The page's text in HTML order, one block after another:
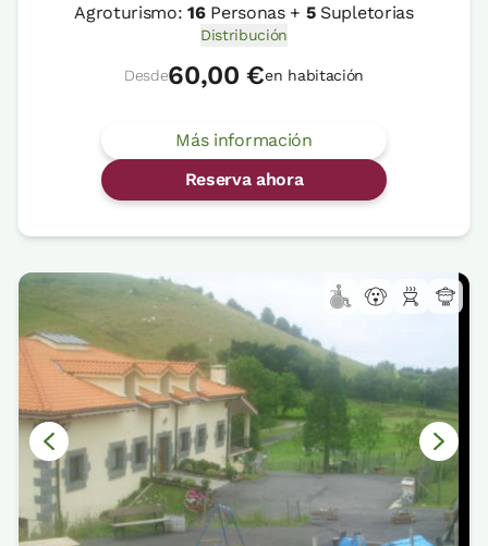
Agroturismo:16Personas + 5Supletorias
Distribución
Desde60,00 €en habitación
Más información
Reserva ahora